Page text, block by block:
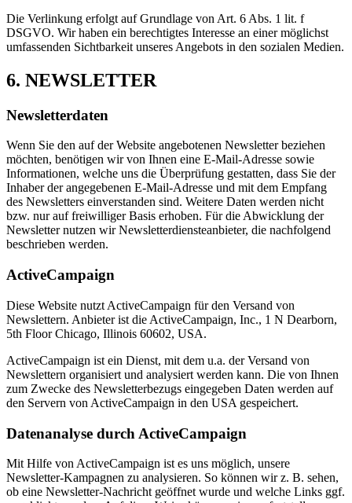
Die Verlinkung erfolgt auf Grundlage von Art. 6 Abs. 1 lit. f
DSGVO. Wir haben ein berechtigtes Interesse an einer möglichst
umfassenden Sichtbarkeit unseres Angebots in den sozialen Medien.
6. NEWSLETTER
Newsletter­daten
Wenn Sie den auf der Website angebotenen Newsletter beziehen
möchten, benötigen wir von Ihnen eine E-Mail-Adresse sowie
Informationen, welche uns die Überprüfung gestatten, dass Sie der
Inhaber der angegebenen E-Mail-Adresse und mit dem Empfang
des Newsletters einverstanden sind. Weitere Daten werden nicht
bzw. nur auf freiwilliger Basis erhoben. Für die Abwicklung der
Newsletter nutzen wir Newsletterdiensteanbieter, die nachfolgend
beschrieben werden.
ActiveCampaign
Diese Website nutzt ActiveCampaign für den Versand von
Newslettern. Anbieter ist die ActiveCampaign, Inc., 1 N Dearborn,
5th Floor Chicago, Illinois 60602, USA.
ActiveCampaign ist ein Dienst, mit dem u.a. der Versand von
Newslettern organisiert und analysiert werden kann. Die von Ihnen
zum Zwecke des Newsletterbezugs eingegeben Daten werden auf
den Servern von ActiveCampaign in den USA gespeichert.
Datenanalyse durch ActiveCampaign
Mit Hilfe von ActiveCampaign ist es uns möglich, unsere
Newsletter-Kampagnen zu analysieren. So können wir z. B. sehen,
ob eine Newsletter-Nachricht geöffnet wurde und welche Links ggf.